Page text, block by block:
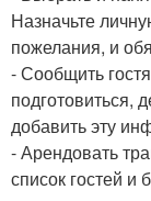
Назначьте
пожелания, и
- Сообщить
подготовиться,
добавить эту
- Арендовать
список гостей и